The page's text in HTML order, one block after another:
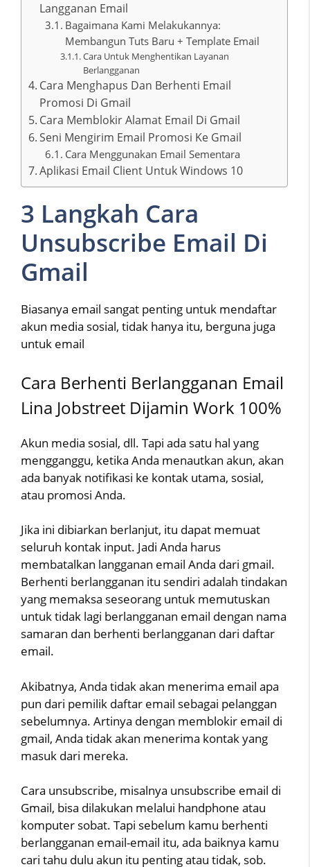
Langganan Email
Bagaimana Kami Melakukannya:
Membangun Tuts Baru + Template Email
Cara Untuk Menghentikan Layanan
Berlangganan
Cara Menghapus Dan Berhenti Email
Promosi Di Gmail
Cara Memblokir Alamat Email Di Gmail
Seni Mengirim Email Promosi Ke Gmail
Cara Menggunakan Email Sementara
Aplikasi Email Client Untuk Windows 10
3 Langkah Cara
Unsubscribe Email Di
Gmail
Biasanya email sangat penting untuk mendaftar
akun media sosial, tidak hanya itu, berguna juga
untuk email
Cara Berhenti Berlangganan Email
Lina Jobstreet Dijamin Work 100%
Akun media sosial, dll. Tapi ada satu hal yang
mengganggu, ketika Anda menautkan akun, akan
ada banyak notifikasi ke kontak utama, sosial,
atau promosi Anda.
Jika ini dibiarkan berlanjut, itu dapat memuat
seluruh kontak input. Jadi Anda harus
membatalkan langganan email Anda dari gmail.
Berhenti berlangganan itu sendiri adalah tindakan
yang memaksa seseorang untuk memutuskan
untuk tidak lagi berlangganan email dengan nama
samaran dan berhenti berlangganan dari daftar
email.
Akibatnya, Anda tidak akan menerima email apa
pun dari pemilik daftar email sebagai pelanggan
sebelumnya. Artinya dengan memblokir email di
gmail, Anda tidak akan menerima kontak yang
masuk dari mereka.
Cara unsubscribe, misalnya unsubscribe email di
Gmail, bisa dilakukan melalui handphone atau
komputer sobat. Tapi sebelum kamu berhenti
berlangganan email-email itu, ada baiknya kamu
cari tahu dulu akun itu penting atau tidak, sob.